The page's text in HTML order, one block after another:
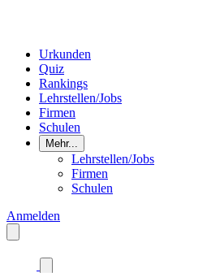
Urkunden
Quiz
Rankings
Lehrstellen/Jobs
Firmen
Schulen
Mehr...
Lehrstellen/Jobs
Firmen
Schulen
Anmelden